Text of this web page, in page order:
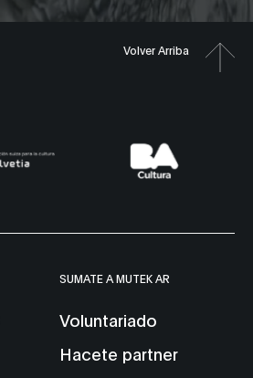
Volver Arriba
SUMATE A MUTEK AR
Voluntariado
Hacete partner